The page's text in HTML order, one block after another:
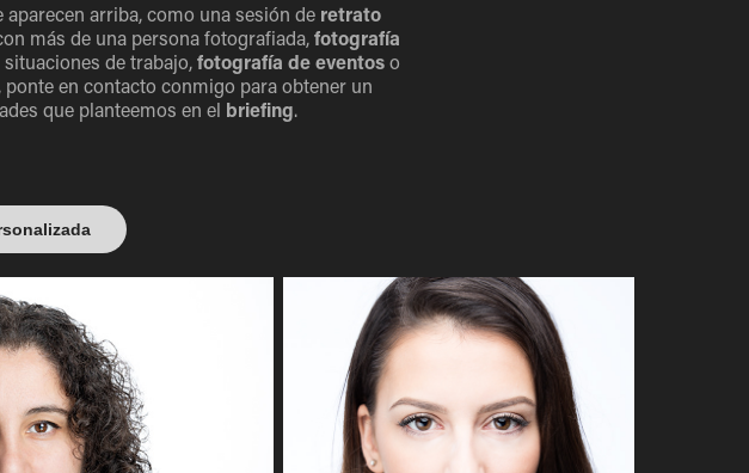
arriba, como una sesión de retrato
más de una persona fotografiada,fotografía
de trabajo,fotografía de eventoso
en contacto conmigo para obtener un
que planteemos en el briefing.